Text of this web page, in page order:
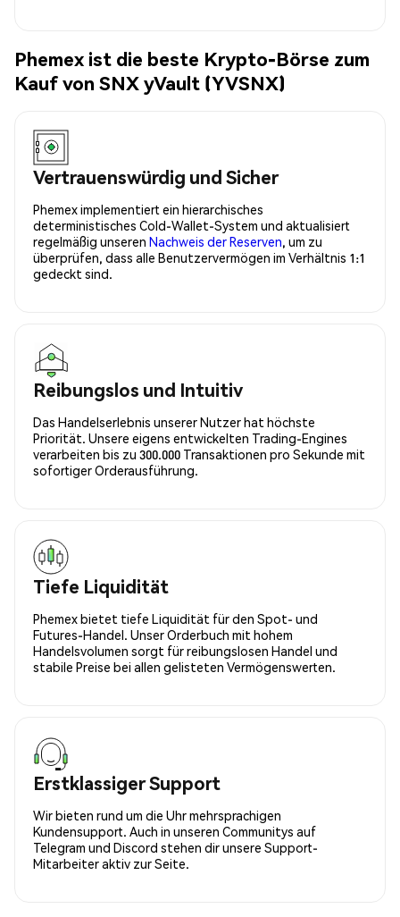
Phemex ist die beste Krypto-Börse zum
Kauf von SNX yVault (YVSNX)
Vertrauenswürdig und Sicher
Phemex implementiert ein hierarchisches
deterministisches Cold-Wallet-System und aktualisiert
regelmäßig unseren Nachweis der Reserven, um zu
überprüfen, dass alle Benutzervermögen im Verhältnis 1:1
gedeckt sind.
Reibungslos und Intuitiv
Das Handelserlebnis unserer Nutzer hat höchste
Priorität. Unsere eigens entwickelten Trading-Engines
verarbeiten bis zu 300.000 Transaktionen pro Sekunde mit
sofortiger Orderausführung.
Tiefe Liquidität
Phemex bietet tiefe Liquidität für den Spot- und
Futures-Handel. Unser Orderbuch mit hohem
Handelsvolumen sorgt für reibungslosen Handel und
stabile Preise bei allen gelisteten Vermögenswerten.
Erstklassiger Support
Wir bieten rund um die Uhr mehrsprachigen
Kundensupport. Auch in unseren Communitys auf
Telegram und Discord stehen dir unsere Support-
Mitarbeiter aktiv zur Seite.